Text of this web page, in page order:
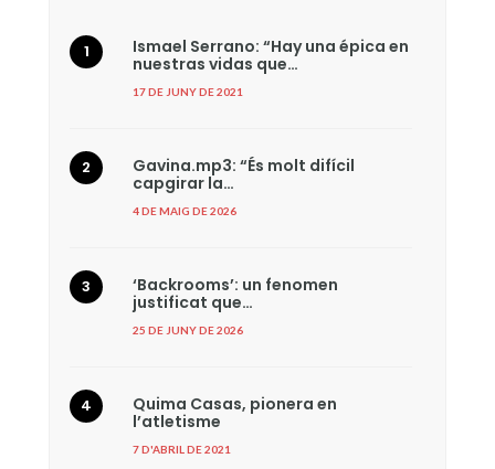
Ismael Serrano: “Hay una épica en
nuestras vidas que…
17 DE JUNY DE 2021
Gavina.mp3: “És molt difícil
capgirar la…
4 DE MAIG DE 2026
‘Backrooms’: un fenomen
justificat que…
25 DE JUNY DE 2026
Quima Casas, pionera en
l’atletisme
7 D'ABRIL DE 2021